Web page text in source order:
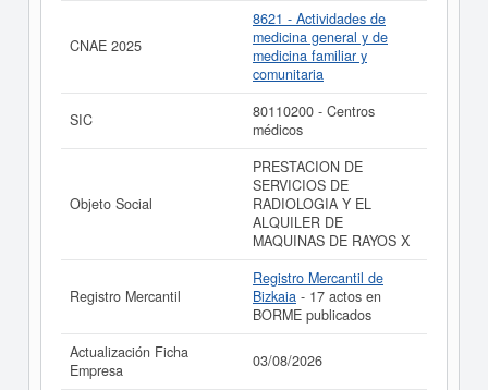
CNAE 2025
8621 - Actividades de
medicina general y de
medicina familiar y
comunitaria
SIC
80110200 - Centros
médicos
Objeto Social
PRESTACION DE
SERVICIOS DE
RADIOLOGIA Y EL
ALQUILER DE
MAQUINAS DE RAYOS X
Registro Mercantil
Registro Mercantil de
Bizkaia - 17 actos en
BORME publicados
Actualización Ficha
Empresa
03/08/2026